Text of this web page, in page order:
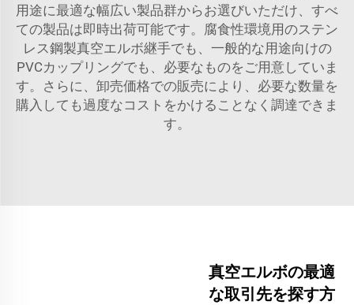
用途に最適な幅広い製品群からお選びいただけ、すべ
ての製品は即時出荷可能です。腐食性環境用のステン
レス鋼製真空エルボ継手でも、一般的な用途向けの
PVCカップリングでも、必要なものをご用意していま
す。さらに、卸売価格での販売により、必要な数量を
購入しても過度なコストをかけることなく調達できま
す。
真空エルボの最適
な取引先を探す方